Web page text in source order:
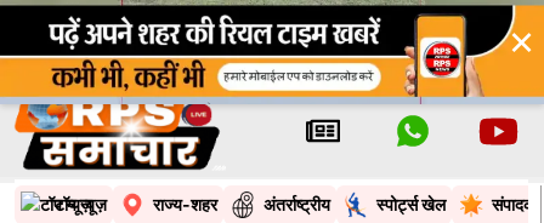
×
टॉप न्यूज़ राज्य-शहर अंतर्राष्ट्रीय स्पोर्ट्स खेल